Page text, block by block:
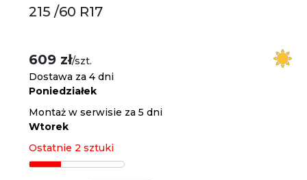
215 /60 R17
609 zł/szt.
Dostawa za 4 dni
Poniedziałek
Montaż w serwisie za 5 dni
Wtorek
Ostatnie 2 sztuki